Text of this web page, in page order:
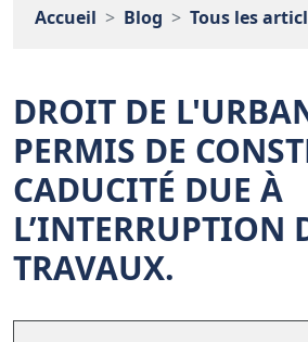
Accueil Blog Tous les
DROIT DE
PERMIS DE
CADUCITÉ DUE À
L’INTERRUPTION
TRAVAUX.